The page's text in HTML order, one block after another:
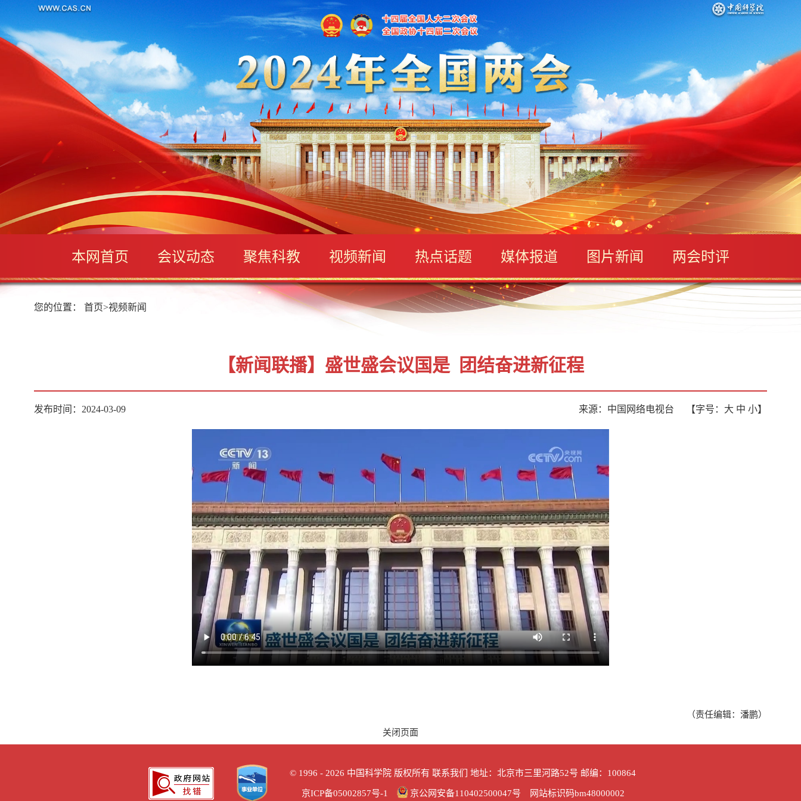
本网首页 会议动态 聚焦科教 视频新闻 热点话题 媒体报道 图片新闻 两会时评
您的位置： 首页>视频新闻
【新闻联播】盛世盛会议国是 团结奋进新征程
发布时间：2024-03-09 来源：中国网络电视台 【字号： 大 中 小】
（责任编辑：潘鹏）
关闭页面
© 1996 - 2026 中国科学院 版权所有联系我们 地址：北京市三里河路52号 邮编：100864
京ICP备05002857号-1 京公网安备110402500047号 网站标识码bm48000002